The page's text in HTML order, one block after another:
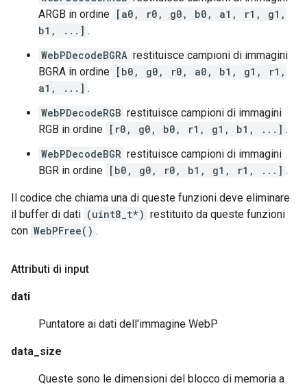
ARGB in ordine [a0, r0, g0, b0, a1, r1, g1,
b1, ...] .
WebPDecodeBGRA restituisce campioni di immagini
BGRA in ordine [b0, g0, r0, a0, b1, g1, r1,
a1, ...] .
WebPDecodeRGB restituisce campioni di immagini
RGB in ordine [r0, g0, b0, r1, g1, b1, ...] .
WebPDecodeBGR restituisce campioni di immagini
BGR in ordine [b0, g0, r0, b1, g1, r1, ...] .
Il codice che chiama una di queste funzioni deve eliminare
il buffer di dati (uint8_t*) restituito da queste funzioni
con WebPFree() .
Attributi di input
dati
Puntatore ai dati dell'immagine WebP
data_size
Queste sono le dimensioni del blocco di memoria a